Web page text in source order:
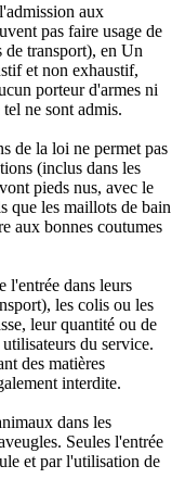
aux
pas faire usage de
de transport), en Un
et non exhaustif,
porteur d'armes ni
ne sont admis.
de la loi ne permet pas
(inclus dans les
pieds nus, avec le
que les maillots de bain
aux bonnes coutumes
l'entrée dans leurs
les colis ou les
leur quantité ou de
du service.
des matières
interdite.
dans les
Seules l'entrée
et par l'utilisation de